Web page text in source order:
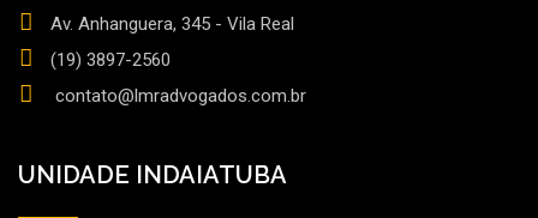
Av. Anhanguera, 345 - Vila Real
(19) 3897-2560
contato@lmradvogados.com.br
UNIDADE INDAIATUBA